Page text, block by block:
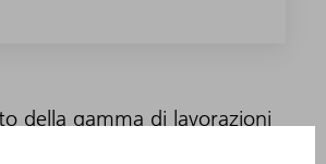
della gamma di lavorazioni